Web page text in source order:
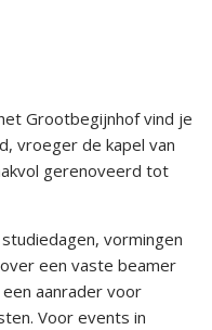
Grootbegijnhof vind je
vroeger de kapel van
gerenoveerd tot
vormingen
een vaste beamer
aanrader voor
Voor events in